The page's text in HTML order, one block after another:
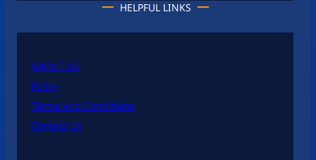
HELPFUL LINKS
ABOUT US
Policy
Terms and Conditions
Contact Us